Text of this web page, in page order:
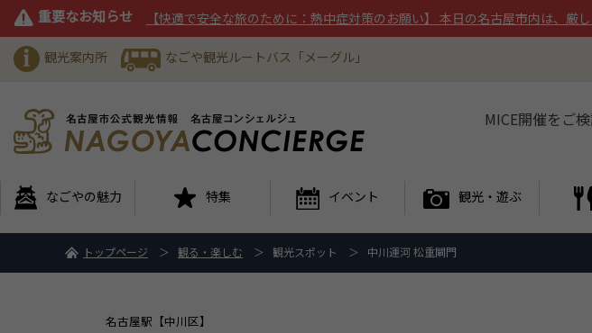
重要なお知らせ 【快適で安全な旅のために：熱中症対策のお願い】 本日の名古屋市内は、
観光案内所 なごや観光ルートバス「メーグル」
MICE開催をご
なごやの魅力 特集 イベント 観光・遊ぶ
トップページ 観る・楽しむ 観光スポット 中川運河 松重閘門
名古屋駅【中川区】